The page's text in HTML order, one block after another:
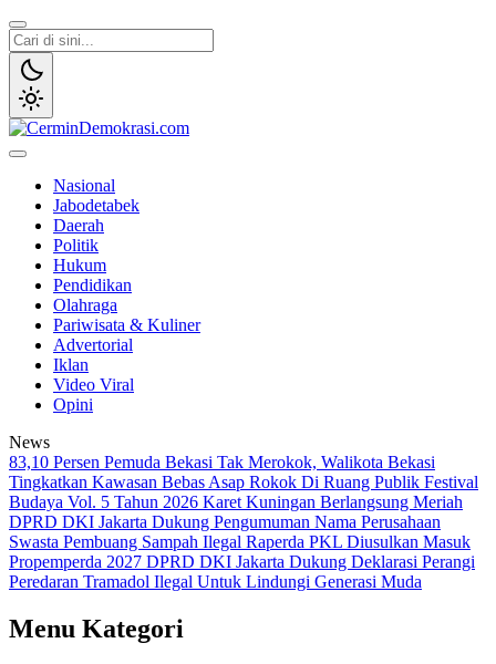
Lewati
ke
konten
Nasional
Jabodetabek
Daerah
Politik
Hukum
Pendidikan
Olahraga
Pariwisata & Kuliner
Advertorial
Iklan
Video Viral
Opini
News
83,10 Persen Pemuda Bekasi Tak Merokok, Walikota Bekasi
Tingkatkan Kawasan Bebas Asap Rokok Di Ruang Publik Festival
Budaya Vol. 5 Tahun 2026 Karet Kuningan Berlangsung Meriah
DPRD DKI Jakarta Dukung Pengumuman Nama Perusahaan
Swasta Pembuang Sampah Ilegal Raperda PKL Diusulkan Masuk
Propemperda 2027 DPRD DKI Jakarta Dukung Deklarasi Perangi
Peredaran Tramadol Ilegal Untuk Lindungi Generasi Muda
Menu Kategori